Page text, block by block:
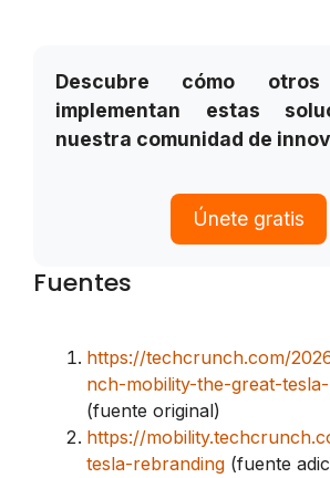
Descubre cómo otros
implementan estas
nuestra comunidad de
Únete gratis
Fuentes
https://techcrunch.com/
nch-mobility-the-great-
(fuente original)
https://
tesla-rebranding (fuente